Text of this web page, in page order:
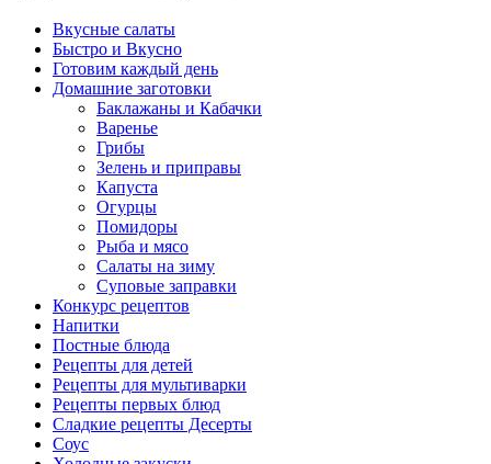
Вкусные салаты
Быстро и Вкусно
Готовим каждый день
Домашние заготовки
Баклажаны и Кабачки
Варенье
Грибы
Зелень и приправы
Капуста
Огурцы
Помидоры
Рыба и мясо
Салаты на зиму
Суповые заправки
Конкурс рецептов
Напитки
Постные блюда
Рецепты для детей
Рецепты для мультиварки
Рецепты первых блюд
Сладкие рецепты Десерты
Соус